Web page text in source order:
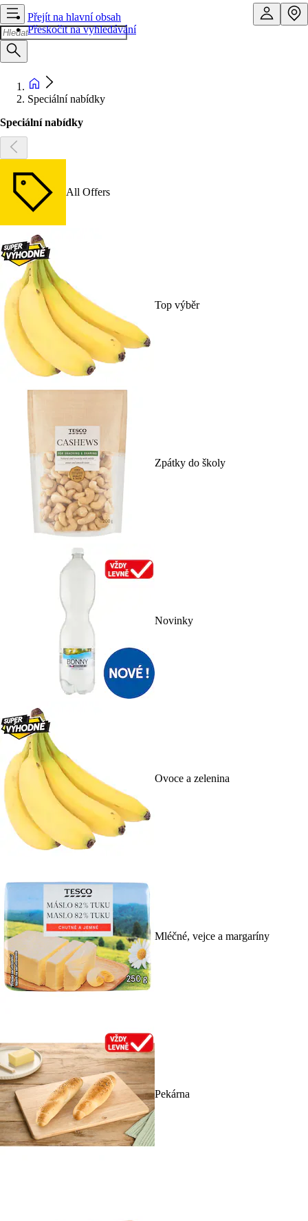
Přejít na hlavní obsah
Přeskočit na vyhledávání
Speciální nabídky
Speciální nabídky
All Offers
Top výběr
Zpátky do školy
Novinky
Ovoce a zelenina
Mléčné, vejce a margaríny
Pekárna